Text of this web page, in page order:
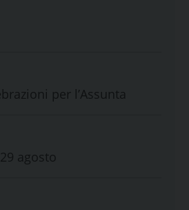
per l’Assunta
agosto